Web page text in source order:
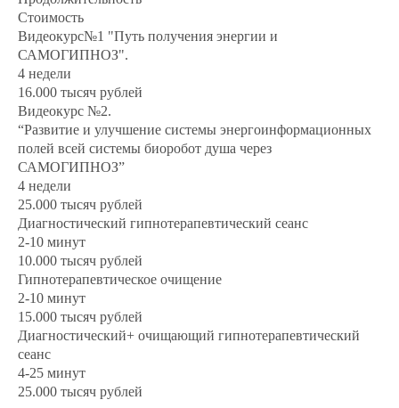
Стоимость
Видеокурс№1 "Путь получения энергии и
САМОГИПНОЗ".
4 недели
16.000 тысяч рублей
Видеокурс №2.
“Развитие и улучшение системы энергоинформационных
полей всей системы биоробот душа через
САМОГИПНОЗ”
4 недели
25.000 тысяч рублей
Диагностический гипнотерапевтический сеанс
2-10 минут
10.000 тысяч рублей
Гипнотерапевтическое очищение
2-10 минут
15.000 тысяч рублей
Диагностический+ очищающий гипнотерапевтический
сеанс
4-25 минут
25.000 тысяч рублей